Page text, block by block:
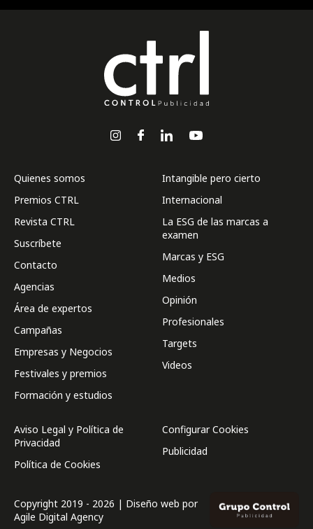
Quienes somos
Premios CTRL
Revista CTRL
Suscríbete
Contacto
Agencias
Área de expertos
Campañas
Empresas y Negocios
Festivales y premios
Formación y estudios
Intangible pero cierto
Internacional
La ESG de las marcas a
examen
Marcas y ESG
Medios
Opinión
Profesionales
Targets
Videos
Aviso Legal y Política de
Privacidad
Política de Cookies
Configurar Cookies
Publicidad
Copyright 2019 - 2026 | Diseño web por
Agile Digital Agency